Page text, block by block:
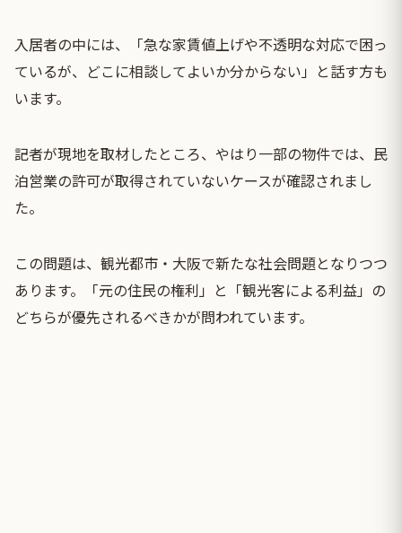
入居者の中には、「急な家賃値上げや不透明な対応で困っ
ているが、どこに相談してよいか分からない」と話す方も
います。
記者が現地を取材したところ、やはり一部の物件では、民
泊営業の許可が取得されていないケースが確認されまし
た。
この問題は、観光都市・大阪で新たな社会問題となりつつ
あります。「元の住民の権利」と「観光客による利益」の
どちらが優先されるべきかが問われています。